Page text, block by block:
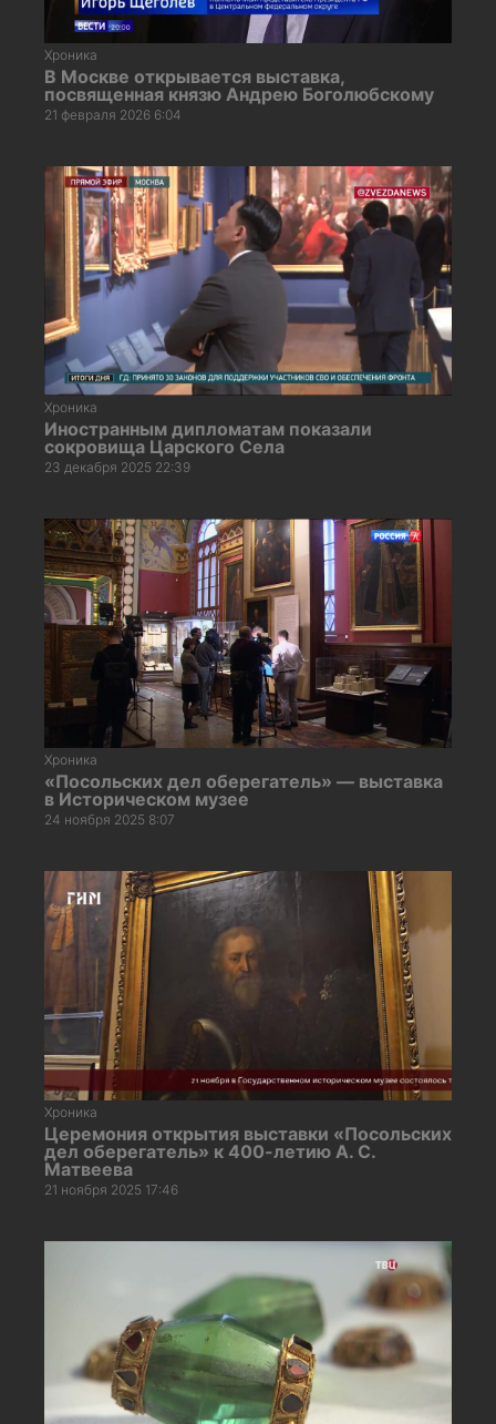
Хроника
В Москве открывается выставка,
посвященная князю Андрею Боголюбскому
21 февраля 2026 6:04
Хроника
Иностранным дипломатам показали
сокровища Царского Села
23 декабря 2025 22:39
Хроника
«Посольских дел оберегатель» — выставка
в Историческом музее
24 ноября 2025 8:07
Хроника
Церемония открытия выставки «Посольских
дел оберегатель» к 400-летию А. С.
Матвеева
21 ноября 2025 17:46